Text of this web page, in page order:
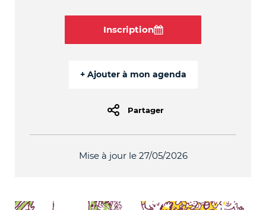
Inscription
Partager
Mise à jour le 27/05/2026